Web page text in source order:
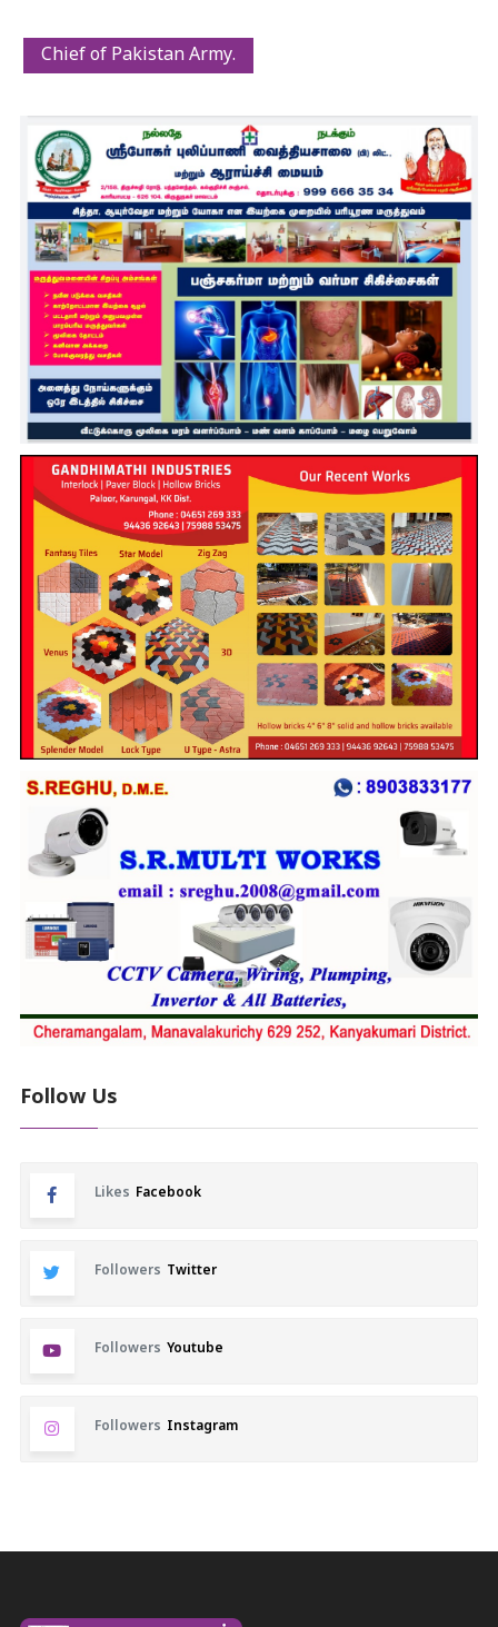
Chief of Pakistan Army.
Follow Us
Likes Facebook
Followers Twitter
Followers Youtube
Followers Instagram